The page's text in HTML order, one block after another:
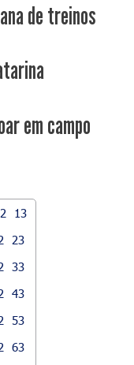
de treinos
em campo
13
23
33
43
53
63